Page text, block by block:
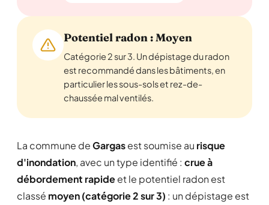
Potentiel radon : Moyen
Catégorie 2 sur 3. Un dépistage du radon
est recommandé dans les bâtiments, en
particulier les sous-sols et rez-de-
chaussée mal ventilés.
La commune deGargasest soumise au risque
d'inondation, avec un type identifié : crue à
débordement rapideet le potentiel radon est
classé moyen (catégorie 2 sur 3) : un dépistage est